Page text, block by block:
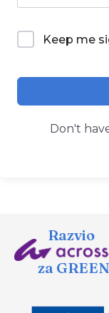
Keep me
Don't
Razvio
za